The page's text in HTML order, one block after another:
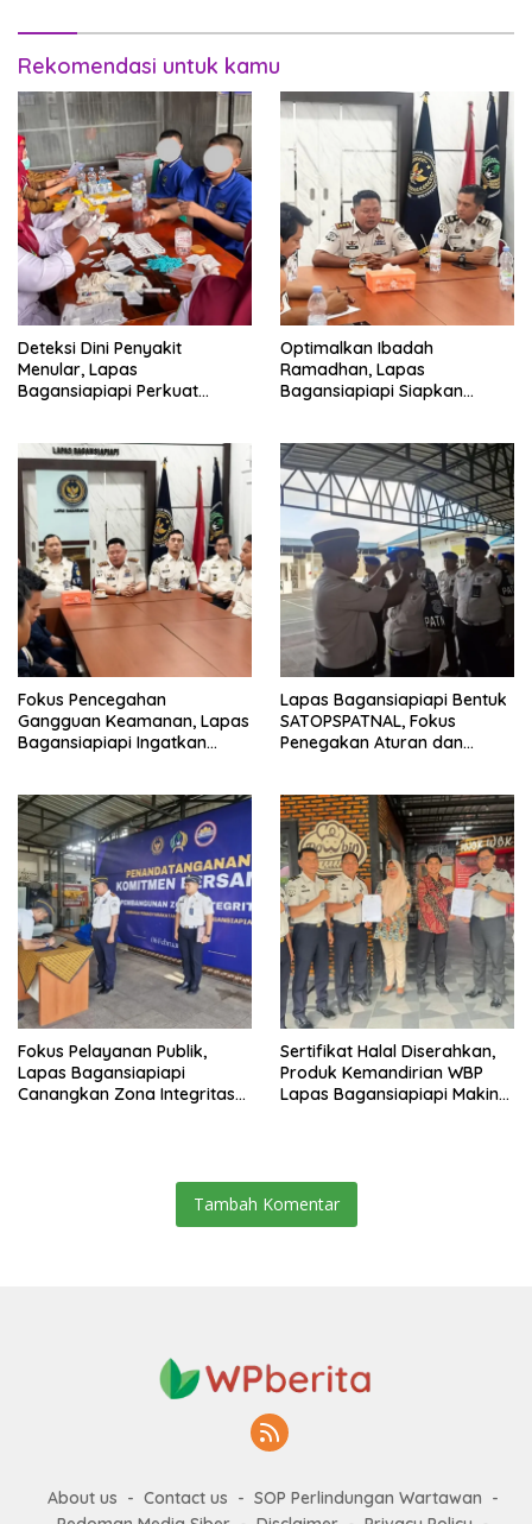
Rekomendasi untuk kamu
Deteksi Dini Penyakit
Menular, Lapas
Bagansiapiapi Perkuat
Optimalkan Ibadah
Ramadhan, Lapas
Bagansiapiapi Siapkan
Fokus Pencegahan
Gangguan Keamanan, Lapas
Bagansiapiapi Ingatkan
Lapas Bagansiapiapi Bentuk
SATOPSPATNAL, Fokus
Penegakan Aturan dan
Fokus Pelayanan Publik,
Lapas Bagansiapiapi
Canangkan Zona Integritas
Sertifikat Halal Diserahkan,
Produk Kemandirian WBP
Lapas Bagansiapiapi Makin
Tambah Komentar
About us Contact us
SOP Perlindungan Wartawan